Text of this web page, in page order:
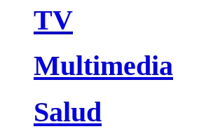
TV
Multimedia
Salud